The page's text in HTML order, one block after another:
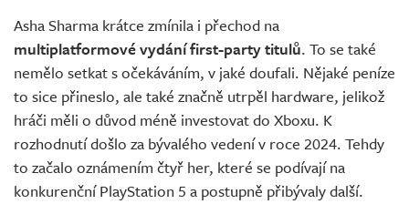
Asha Sharma krátce zmínila i přechod na
multiplatformové vydání first-party titulů. To se také
nemělo setkat s očekáváním, v jaké doufali. Nějaké peníze
to sice přineslo, ale také značně utrpěl hardware, jelikož
hráči měli o důvod méně investovat do Xboxu. K
rozhodnutí došlo za bývalého vedení v roce 2024. Tehdy
to začalo oznámením čtyř her, které se podívají na
konkurenční PlayStation 5 a postupně přibývaly další.